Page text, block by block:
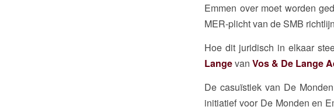
Emmen over moet worden
MER-plicht van de SMB
Hoe dit juridisch in elkaar
Langevan Vos & De Lange
De casuïstiek van De
initiatief voor De Monden en